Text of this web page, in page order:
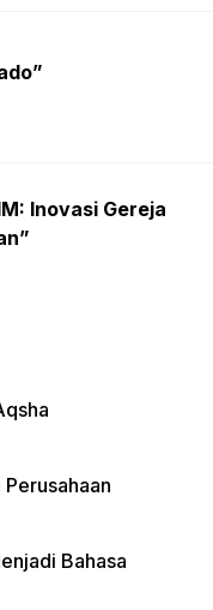
Inovasi Gereja
Bahasa